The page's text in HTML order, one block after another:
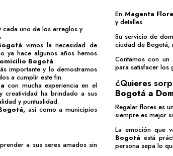
cada uno de los arreglos y
.
vimos la necesidad de
ya hace algunos años hemos
Bogotá.
importante y lo demostramos
a cumplir este fin.
con mucha experiencia en el
creatividad ha brindado a sus
y puntualidad.
, así como a municipios
a sus seres amados sin
En Magenta
y detalles.
Su servicio de
ciudad de Bogotá,
Contamos con
para satisfacer los
¿Quieres
Bogotá a
Regalar flores es
siempre es mejor
La emoción que
Bogotá está
persona sepa lo